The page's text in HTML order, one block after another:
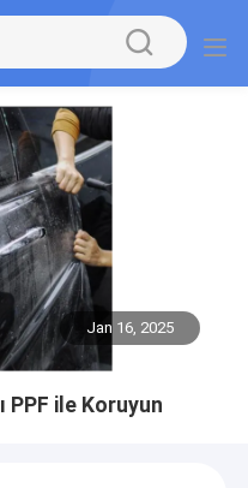
Jan 16, 2025
PPF ile Koruyun